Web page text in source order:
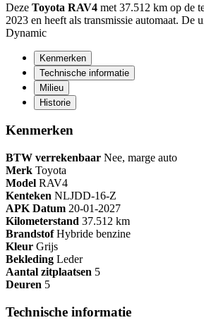
Deze Toyota RAV4 met 37.512 km op de
2023 en heeft als transmissie automaat. De
Dynamic
Kenmerken
Technische informatie
Milieu
Historie
Kenmerken
BTW verrekenbaar Nee, marge auto
Merk Toyota
Model RAV4
Kenteken NLJDD-16-Z
APK Datum 20-01-2027
Kilometerstand 37.512 km
Brandstof Hybride benzine
Kleur Grijs
Bekleding Leder
Aantal zitplaatsen 5
Deuren 5
Technische informatie